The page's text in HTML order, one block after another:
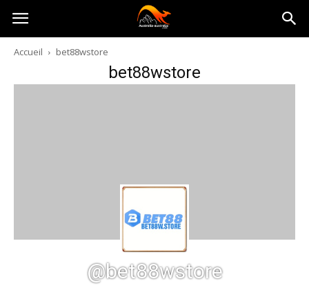
Australia-
australie.com
Accueil bet88wstore
bet88wstore
@bet88wstore